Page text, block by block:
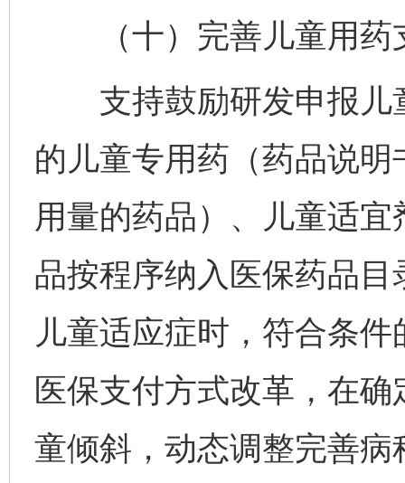
（十）完善儿童用药
支持鼓励研发申报儿
的儿童专用药（药品说
用量的药品）、儿童适
品按程序纳入医保药品
儿童适应症时，符合条
医保支付方式改革，在
童倾斜，动态调整完善